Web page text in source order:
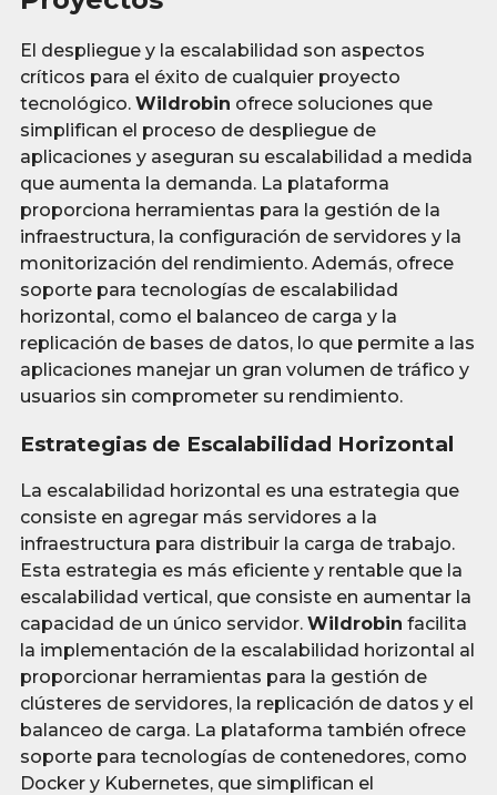
El despliegue y la escalabilidad son aspectos
críticos para el éxito de cualquier proyecto
tecnológico. Wildrobin ofrece soluciones que
simplifican el proceso de despliegue de
aplicaciones y aseguran su escalabilidad a medida
que aumenta la demanda. La plataforma
proporciona herramientas para la gestión de la
infraestructura, la configuración de servidores y la
monitorización del rendimiento. Además, ofrece
soporte para tecnologías de escalabilidad
horizontal, como el balanceo de carga y la
replicación de bases de datos, lo que permite a las
aplicaciones manejar un gran volumen de tráfico y
usuarios sin comprometer su rendimiento.
Estrategias de Escalabilidad Horizontal
La escalabilidad horizontal es una estrategia que
consiste en agregar más servidores a la
infraestructura para distribuir la carga de trabajo.
Esta estrategia es más eficiente y rentable que la
escalabilidad vertical, que consiste en aumentar la
capacidad de un único servidor. Wildrobin facilita
la implementación de la escalabilidad horizontal al
proporcionar herramientas para la gestión de
clústeres de servidores, la replicación de datos y el
balanceo de carga. La plataforma también ofrece
soporte para tecnologías de contenedores, como
Docker y Kubernetes, que simplifican el